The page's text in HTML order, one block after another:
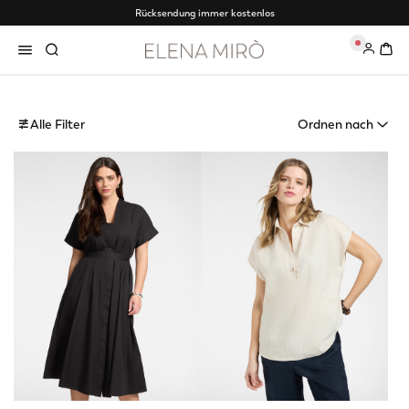
Rücksendung immer kostenlos
0
Alle Filter Ordnen nach